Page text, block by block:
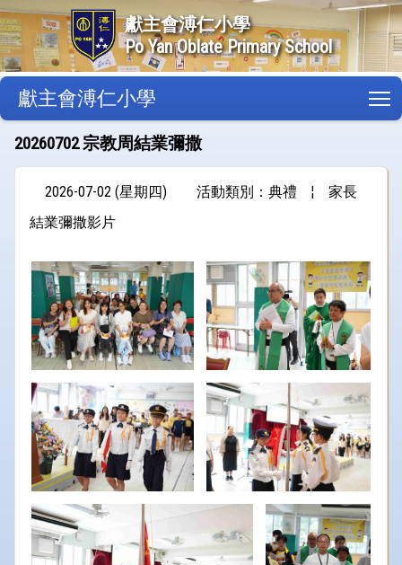
獻主會溥仁小學
Po Yan Oblate Primary School
獻主會溥仁小學
20260702 宗教周結業彌撒
2026-07-02 (星期四) 活動類別：典禮 ¦
家長
結業彌撒影片